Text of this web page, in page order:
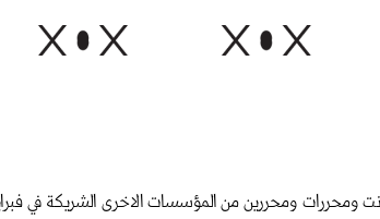
مع فريق تحرير الجمهورية.نت ومحررات ومحررين من المؤسسات